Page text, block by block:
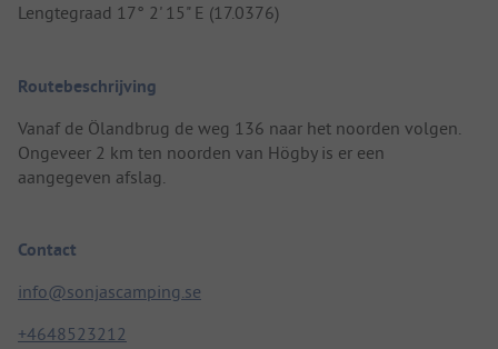
Lengtegraad 17° 2' 15" E (17.0376)
Routebeschrijving
Vanaf de Ölandbrug de weg 136 naar het noorden volgen.
Ongeveer 2 km ten noorden van Högby is er een
aangegeven afslag.
Contact
info@sonjascamping.se
+4648523212